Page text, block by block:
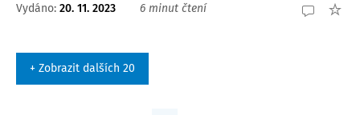
Vydáno: 20. 11. 2023 6 minut čtení
+ Zobrazit dalších 20